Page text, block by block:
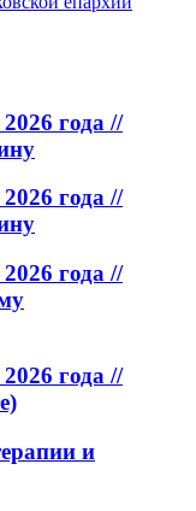
года //
года //
года //
года //
и